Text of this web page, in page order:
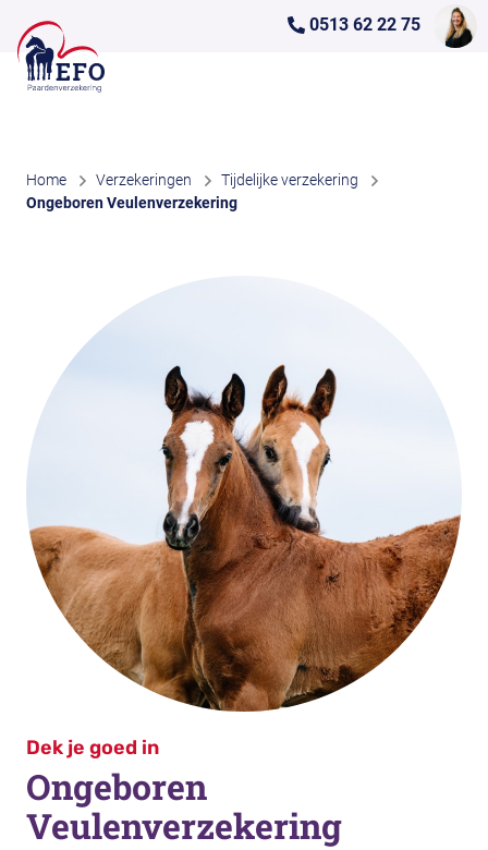
0513 62 22 75
Home Verzekeringen
Tijdelijke verzekering
Ongeboren Veulenverzekering
Dek je goed in
Ongeboren
Veulenverzekering